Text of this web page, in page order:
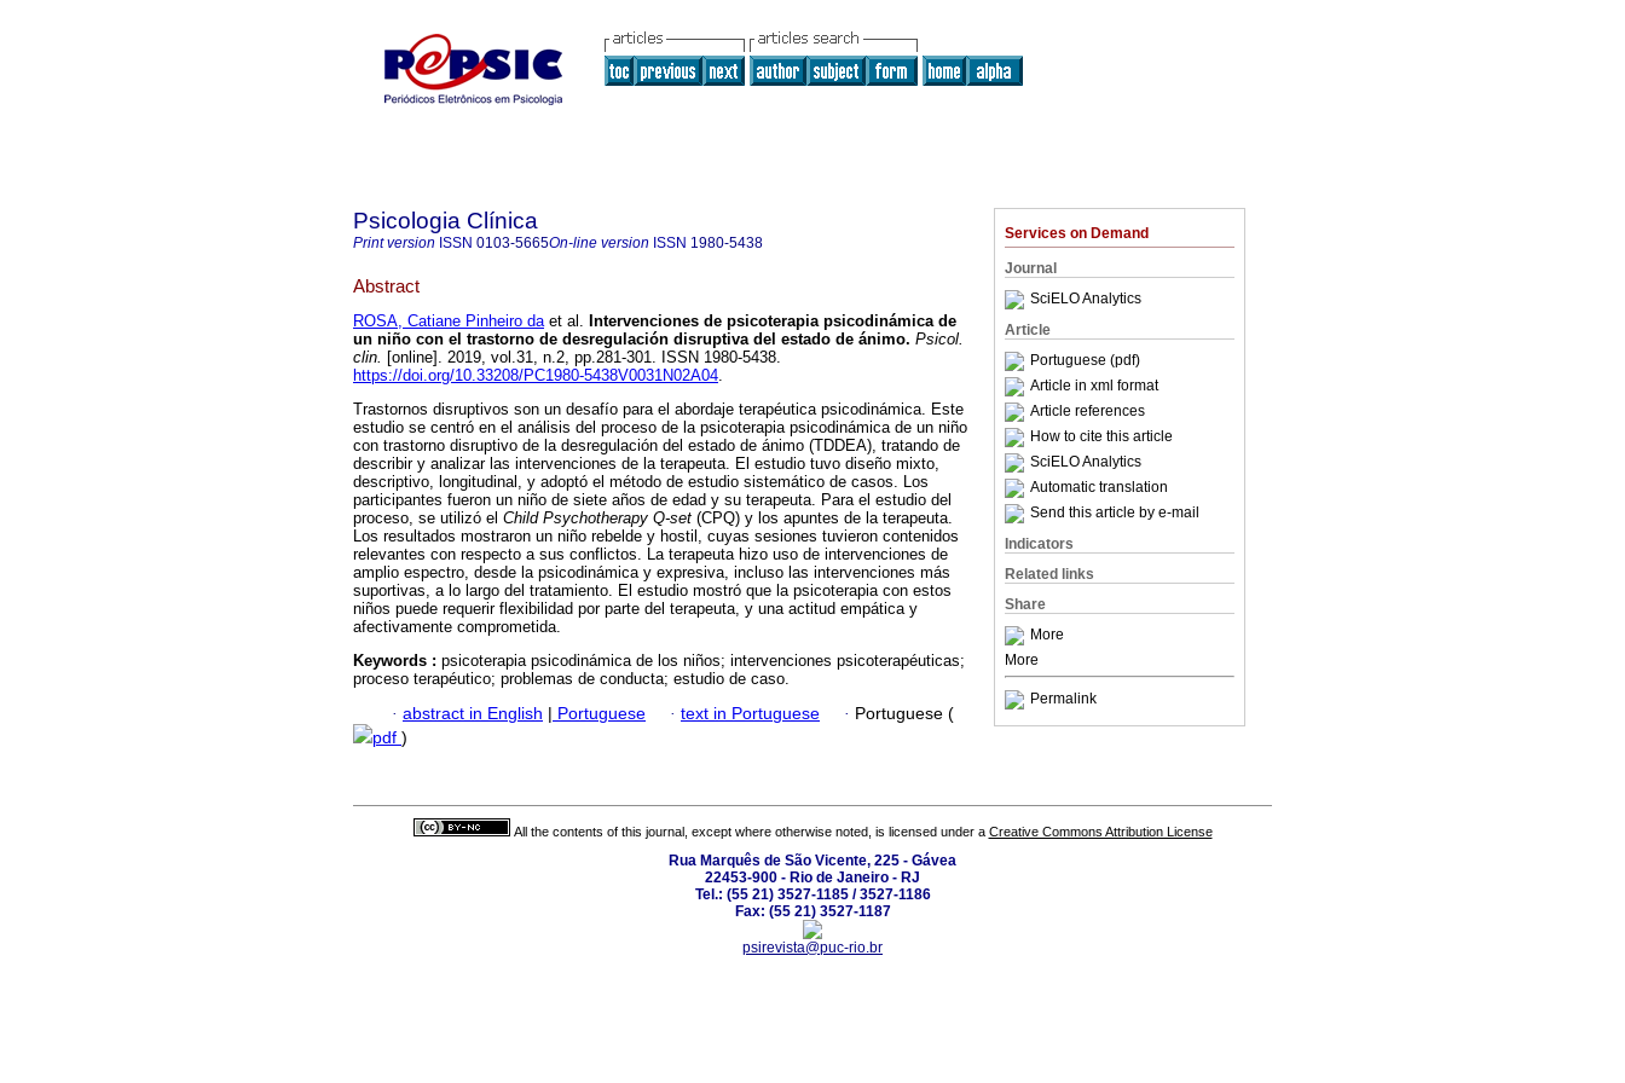
Services on Demand
Journal
SciELO Analytics
Article
Portuguese (pdf)
Article in xml format
Article references
How to cite this article
SciELO Analytics
Automatic translation
Send this article by e-mail
Indicators
Related links
Share
More
More
Permalink
Psicologia Clínica
Print version ISSN 0103-5665On-line version ISSN 1980-5438
Abstract
ROSA, Catiane Pinheiro daet al. Intervenciones de psicoterapia psicodinámica de
un niño con el trastorno de desregulación disruptiva del estado de ánimo. Psicol.
clin. [online]. 2019, vol.31, n.2, pp.281-301. ISSN 1980-5438.
https://doi.org/10.33208/PC1980-5438V0031N02A04.
Trastornos disruptivos son un desafío para el abordaje terapéutica psicodinámica. Este
estudio se centró en el análisis del proceso de la psicoterapia psicodinámica de un niño
con trastorno disruptivo de la desregulación del estado de ánimo (TDDEA), tratando de
describir y analizar las intervenciones de la terapeuta. El estudio tuvo diseño mixto,
descriptivo, longitudinal, y adoptó el método de estudio sistemático de casos. Los
participantes fueron un niño de siete años de edad y su terapeuta. Para el estudio del
proceso, se utilizó el Child Psychotherapy Q-set (CPQ) y los apuntes de la terapeuta.
Los resultados mostraron un niño rebelde y hostil, cuyas sesiones tuvieron contenidos
relevantes con respecto a sus conflictos. La terapeuta hizo uso de intervenciones de
amplio espectro, desde la psicodinámica y expresiva, incluso las intervenciones más
suportivas, a lo largo del tratamiento. El estudio mostró que la psicoterapia con estos
niños puede requerir flexibilidad por parte del terapeuta, y una actitud empática y
afectivamente comprometida.
Keywords : psicoterapia psicodinámica de los niños; intervenciones psicoterapéuticas;
proceso terapéutico; problemas de conducta; estudio de caso.
· abstract in English | Portuguese · text in Portuguese · Portuguese (
pdf )
All the contents of this journal, except where otherwise noted, is licensed under a Creative Commons Attribution License
Rua Marquês de São Vicente, 225 - Gávea
22453-900 - Rio de Janeiro - RJ
Tel.: (55 21) 3527-1185 / 3527-1186
Fax: (55 21) 3527-1187
psirevista@puc-rio.br